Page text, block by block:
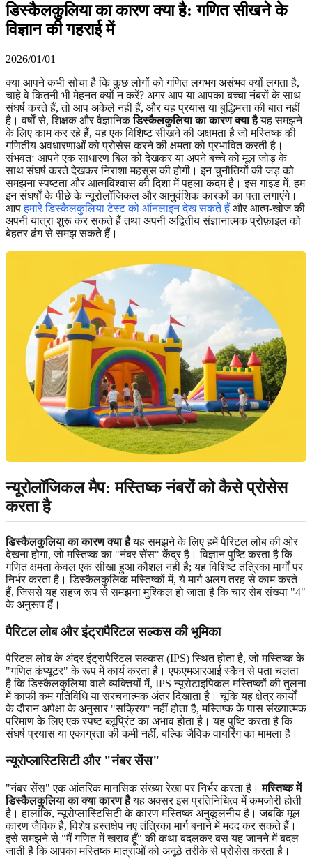
डिस्कैलकुलिया का कारण क्या है: गणित सीखने के
विज्ञान की गहराई में
2026/01/01
क्या आपने कभी सोचा है कि कुछ लोगों को गणित लगभग असंभव क्यों लगता है,
चाहे वे कितनी भी मेहनत क्यों न करें? अगर आप या आपका बच्चा नंबरों के साथ
संघर्ष करते हैं, तो आप अकेले नहीं हैं, और यह प्रयास या बुद्धिमत्ता की बात नहीं
है। वर्षों से, शिक्षक और वैज्ञानिकडिस्कैलकुलिया का कारण क्या हैयह समझने
के लिए काम कर रहे हैं, यह एक विशिष्ट सीखने की अक्षमता है जो मस्तिष्क की
गणितीय अवधारणाओं को प्रोसेस करने की क्षमता को प्रभावित करती है।
संभवतः आपने एक साधारण बिल को देखकर या अपने बच्चे को मूल जोड़ के
साथ संघर्ष करते देखकर निराशा महसूस की होगी। इन चुनौतियों की जड़ को
समझना स्पष्टता और आत्मविश्वास की दिशा में पहला कदम है। इस गाइड में, हम
इन संघर्षों के पीछे के न्यूरोलॉजिकल और आनुवंशिक कारकों का पता लगाएंगे।
आपहमारे डिस्कैलकुलिया टेस्ट को ऑनलाइन देख सकते हैं और आत्म-खोज की
अपनी यात्रा शुरू कर सकते हैं तथा अपनी अद्वितीय संज्ञानात्मक प्रोफ़ाइल को
बेहतर ढंग से समझ सकते हैं।
न्यूरोलॉजिकल मैप: मस्तिष्क नंबरों को कैसे प्रोसेस
करता है
डिस्कैलकुलिया का कारण क्या हैयह समझने के लिए हमें पैरिटल लोब की ओर
देखना होगा, जो मस्तिष्क का "नंबर सेंस" केंद्र है। विज्ञान पुष्टि करता है कि
गणित क्षमता केवल एक सीखा हुआ कौशल नहीं है; यह विशिष्ट तंत्रिका मार्गों पर
निर्भर करता है। डिस्कैलकुलिक मस्तिष्कों में, ये मार्ग अलग तरह से काम करते
हैं, जिससे यह सहज रूप से समझना मुश्किल हो जाता है कि चार सेब संख्या "4"
के अनुरूप हैं।
पैरिटल लोब और इंट्रापैरिटल सल्कस की भूमिका
पैरिटल लोब के अंदर इंट्रापैरिटल सल्कस (IPS) स्थित होता है, जो मस्तिष्क के
"गणित कंप्यूटर" के रूप में कार्य करता है। एफएमआरआई स्कैन से पता चलता
है कि डिस्कैलकुलिया वाले व्यक्तियों में, IPS न्यूरोटाइपिकल मस्तिष्कों की तुलना
में काफी कम गतिविधि या संरचनात्मक अंतर दिखाता है। चूंकि यह क्षेत्र कार्यों
के दौरान अपेक्षा के अनुसार "सक्रिय" नहीं होता है, मस्तिष्क के पास संख्यात्मक
परिमाण के लिए एक स्पष्ट ब्लूप्रिंट का अभाव होता है। यह पुष्टि करता है कि
संघर्ष प्रयास या एकाग्रता की कमी नहीं, बल्कि जैविक वायरिंग का मामला है।
न्यूरोप्लास्टिसिटी और "नंबर सेंस"
"नंबर सेंस" एक आंतरिक मानसिक संख्या रेखा पर निर्भर करता है।मस्तिष्क में
डिस्कैलकुलिया का क्या कारण हैयह अक्सर इस प्रतिनिधित्व में कमजोरी होती
है। हालांकि, न्यूरोप्लास्टिसिटी के कारण मस्तिष्क अनुकूलनीय है। जबकि मूल
कारण जैविक है, विशेष हस्तक्षेप नए तंत्रिका मार्ग बनाने में मदद कर सकते हैं।
इसे समझने से "मैं गणित में खराब हूँ" की कथा बदलकर बस यह जानने में बदल
जाती है कि आपका मस्तिष्क मात्राओं को अनूठे तरीके से प्रोसेस करता है।